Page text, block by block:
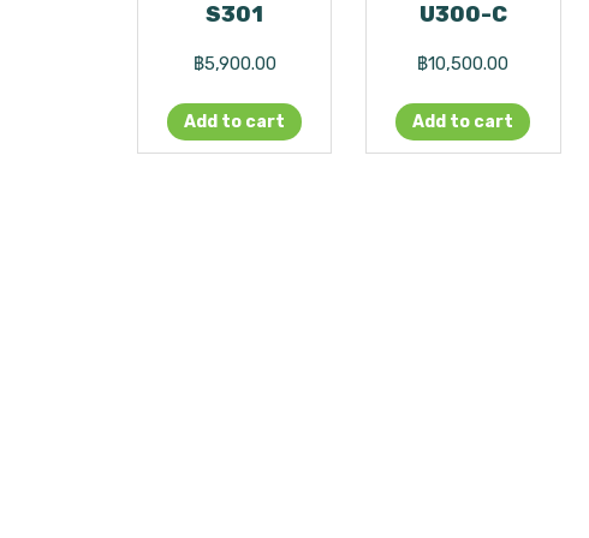
S301
฿5,900.00
Add to cart
U300-C
฿10,500.00
Add to cart